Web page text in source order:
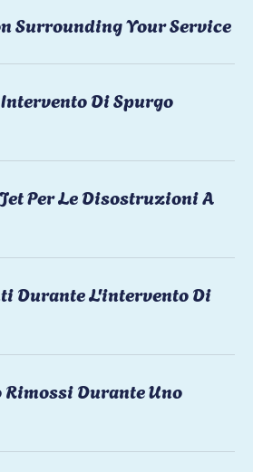
Surrounding Your Service
Di Spurgo
Per Le Disostruzioni A
Durante L'intervento Di
Durante Uno